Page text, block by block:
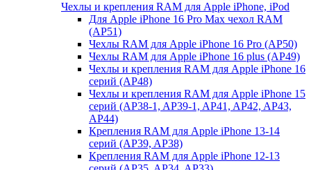
Чехлы и крепления RAM для Apple iPhone, iPod
Для Apple iPhone 16 Pro Max чехол RAM
(AP51)
Чехлы RAM для Apple iPhone 16 Pro (AP50)
Чехлы RAM для Apple iPhone 16 plus (AP49)
Чехлы и крепления RAM для Apple iPhone 16
серий (AP48)
Чехлы и крепления RAM для Apple iPhone 15
серий (AP38-1, AP39-1, AP41, AP42, AP43,
AP44)
Крепления RAM для Apple iPhone 13-14
серий (AP39, AP38)
Крепления RAM для Apple iPhone 12-13